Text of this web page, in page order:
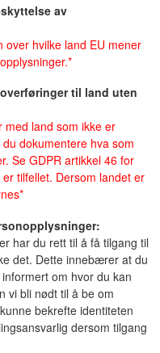
av
over hvilke land EU mener
til land uten
med land som ikke er
dokumentere hva som
Se GDPR artikkel 46 for
tilfellet. Dersom landet er
har du rett til å få tilgang til
det. Dette innebærer at du
om hvor du kan
vi bli nødt til å be om
bekrefte identiteten
dersom tilgang